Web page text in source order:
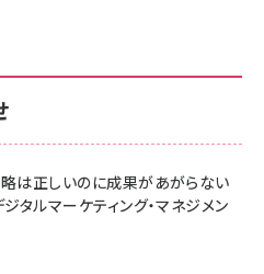
ン)2026/06/24号 No.2500増刊
ィション[王道エンタメの矜持／
)2026/07/08号 No.2502[2026
メーカー保証5年 KLMEA128G
スフィルム iPhone 17 用 保護フィ
付き いPhone17 (6.3インチ) 対応
メーカー保証5年 KLMEA128G
トカード - Amazonロゴ - クラ
III Flow USB-C & USB-C
は正しいのに成果があがらない
タルマーケティング・マネジメン